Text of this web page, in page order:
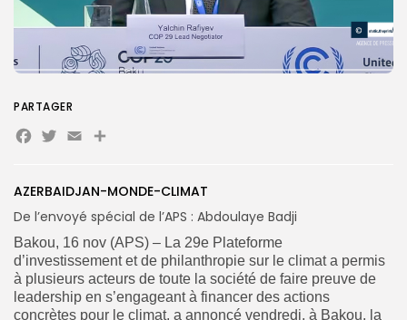
for:
AZERBAIDJAN-MONDE-CLIMAT
De l’envoyé spécial de l’APS : Abdoulaye Badji
Bakou, 16 nov (APS) – La 29e Plateforme
d’investissement et de philanthropie sur le climat a permis
à plusieurs acteurs de toute la société de faire preuve de
leadership en s’engageant à financer des actions
concrètes pour le climat, a annoncé vendredi, à Bakou, la
PARTAGER
Facebook
Twitter
EmailPartager